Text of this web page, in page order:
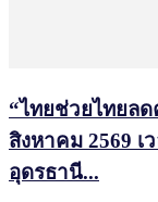
“ไทยช่วยไทยล
สิงหาคม 2569 เ
อุดรธานี...